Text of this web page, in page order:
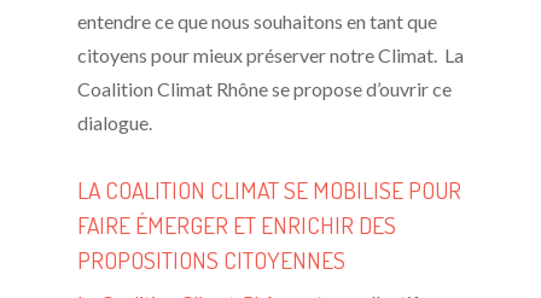
entendre ce que nous souhaitons en tant que
citoyens pour mieux préserver notre Climat. La
Coalition Climat Rhône se propose d’ouvrir ce
dialogue.
LA COALITION CLIMAT SE MOBILISE POUR
FAIRE ÉMERGER ET ENRICHIR DES
PROPOSITIONS CITOYENNES